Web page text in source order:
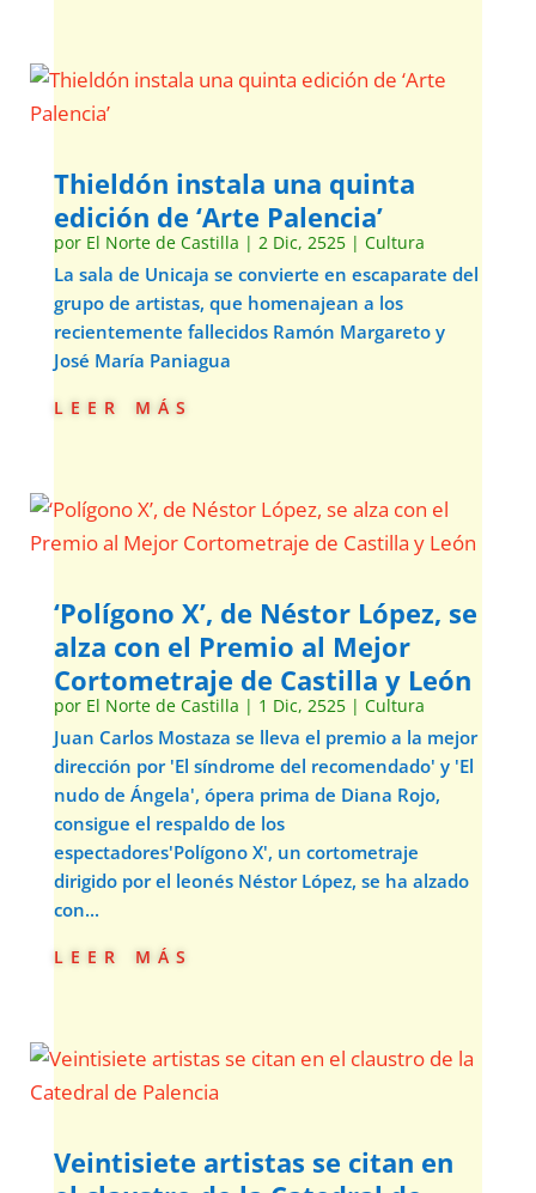
Thieldón instala una quinta
edición de ‘Arte Palencia’
por El Norte de Castilla | 2 Dic, 2525| Cultura
La sala de Unicaja se convierte en escaparate del
grupo de artistas, que homenajean a los
recientemente fallecidos Ramón Margareto y
José María Paniagua
leer más
‘Polígono X’, de Néstor López, se
alza con el Premio al Mejor
Cortometraje de Castilla y León
por El Norte de Castilla | 1 Dic, 2525| Cultura
Juan Carlos Mostaza se lleva el premio a la mejor
dirección por 'El síndrome del recomendado' y 'El
nudo de Ángela', ópera prima de Diana Rojo,
consigue el respaldo de los
espectadores'Polígono X', un cortometraje
dirigido por el leonés Néstor López, se ha alzado
con...
leer más
Veintisiete artistas se citan en